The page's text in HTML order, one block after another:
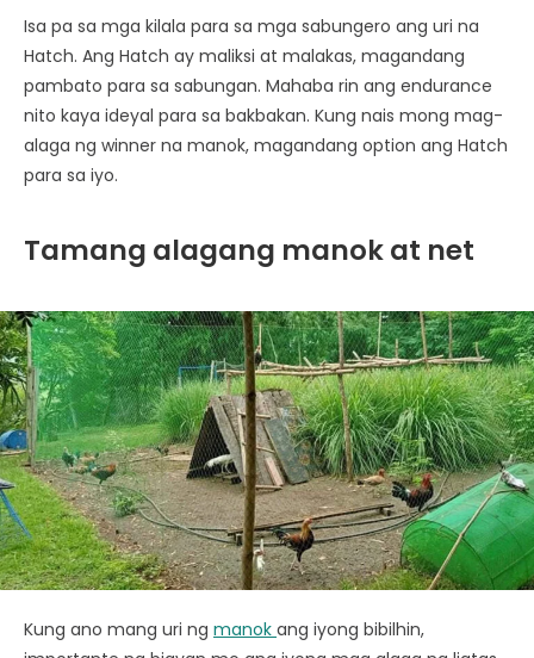
Isa pa sa mga kilala para sa mga sabungero ang uri na
Hatch. Ang Hatch ay maliksi at malakas, magandang
pambato para sa sabungan. Mahaba rin ang endurance
nito kaya ideyal para sa bakbakan. Kung nais mong mag-
alaga ng winner na manok, magandang option ang Hatch
para sa iyo.
Tamang alagang manok at net
Kung ano mang uri ng manok ang iyong bibilhin,